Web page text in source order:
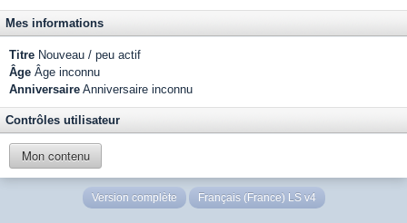
Mes informations
Titre Nouveau / peu actif
Âge Âge inconnu
Anniversaire Anniversaire inconnu
Contrôles utilisateur
Mon contenu
Version complète Français (France) LS v4